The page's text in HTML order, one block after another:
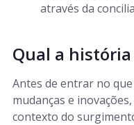
através da
Qual a história
Antes de entrar no
mudanças e
contexto do